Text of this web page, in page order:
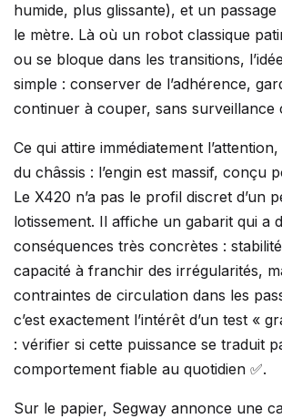
humide, plus glissante), et un
le mètre. Là où un robot classique
ou se bloque dans les transitions,
simple : conserver de l’adhérence,
continuer à couper, sans surveillance
Ce qui attire immédiatement l’attention,
du châssis : l’engin est massif, conçu
Le X420 n’a pas le profil discret d’un
lotissement. Il affiche un gabarit qui a
conséquences très concrètes :
capacité à franchir des irrégularités,
contraintes de circulation dans les
c’est exactement l’intérêt d’un test «
: vérifier si cette puissance se traduit
comportement fiable au quotidien ✅.
Sur le papier, Segway annonce une